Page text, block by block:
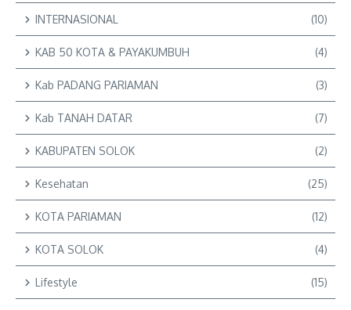
INTERNASIONAL (10)
KAB 50 KOTA & PAYAKUMBUH (4)
Kab PADANG PARIAMAN (3)
Kab TANAH DATAR (7)
KABUPATEN SOLOK (2)
Kesehatan (25)
KOTA PARIAMAN (12)
KOTA SOLOK (4)
Lifestyle (15)